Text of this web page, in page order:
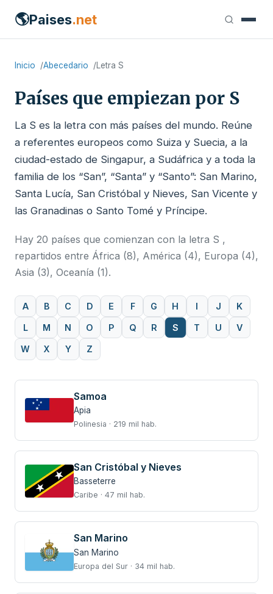
🌎Paises.net
Inicio Abecedario Letra S
Países que empiezan por S
La S es la letra con más países del mundo. Reúne
a referentes europeos como Suiza y Suecia, a la
ciudad-estado de Singapur, a Sudáfrica y a toda la
familia de los “San”, “Santa” y “Santo”: San Marino,
Santa Lucía, San Cristóbal y Nieves, San Vicente y
las Granadinas o Santo Tomé y Príncipe.
Hay 20 países que comienzan con la letra S ,
repartidos entre África (8), América (4), Europa (4),
Asia (3), Oceanía (1).
A B C D E F G H I J K
L M N O P Q R S T U V
W X Y Z
Samoa
Apia
Polinesia · 219 mil hab.
San Cristóbal y Nieves
Basseterre
Caribe · 47 mil hab.
San Marino
San Marino
Europa del Sur · 34 mil hab.